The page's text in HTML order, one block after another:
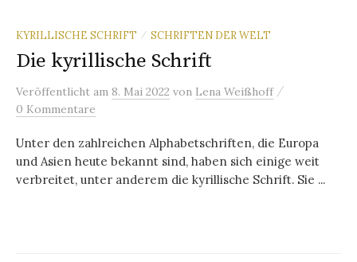
KYRILLISCHE SCHRIFT / SCHRIFTEN DER WELT
Die kyrillische Schrift
Veröffentlicht am 8. Mai 2022 von Lena Weißhoff /
0 Kommentare
Unter den zahlreichen Alphabetschriften, die Europa
und Asien heute bekannt sind, haben sich einige weit
verbreitet, unter anderem die kyrillische Schrift. Sie ...